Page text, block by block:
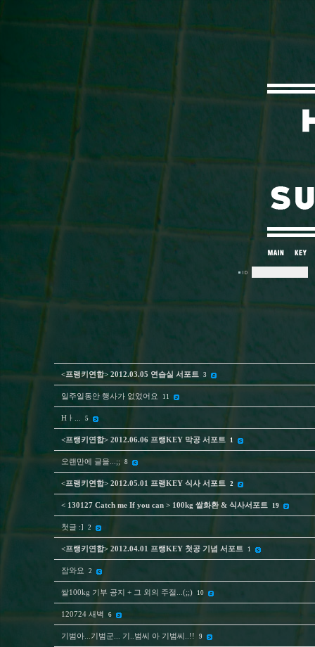
<프랭키연합> 2012.03.05 연습실 서포트 3
일주일동안 행사가 없었어요 11
Hㅏ... 5
<프랭키연합> 2012.06.06 프랭KEY 막공 서포트 1
오랜만에 글을...;; 8
<프랭키연합> 2012.05.01 프랭KEY 식사 서포트 2
< 130127 Catch me If you can > 100kg 쌀화환 & 식사서포트 19
첫글 :] 2
<프랭키연합> 2012.04.01 프랭KEY 첫공 기념 서포트 1
잠와요 2
쌀100kg 기부 공지 + 그 외의 주절...(;;) 10
120724 새벽 6
기범아...기범군... 기..범씨 아 기범씨..!! 9